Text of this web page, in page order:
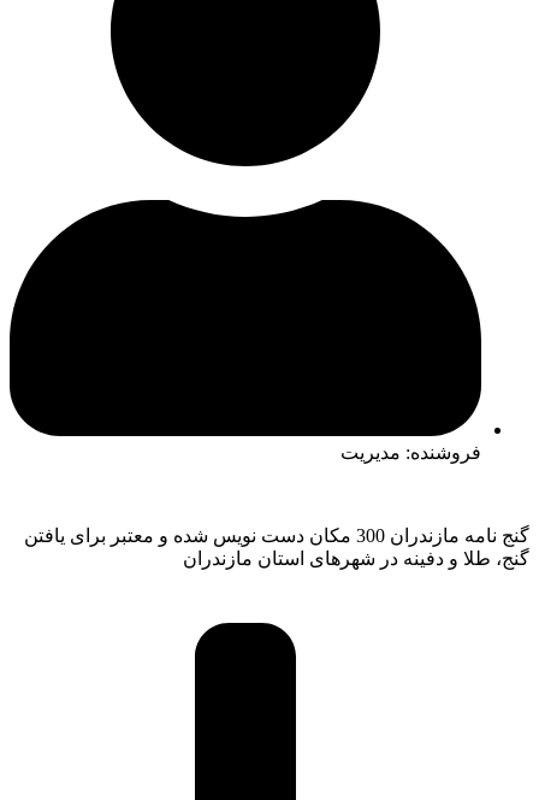
فروشنده: مدیریت
گنج نامه مازندران 300 مکان دست نویس شده و معتبر برای یافتن
گنج، طلا و دفینه در شهرهای استان مازندران